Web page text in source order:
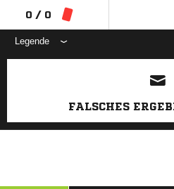
0 / 0
Legende
ANZEIGE
FALSCHES